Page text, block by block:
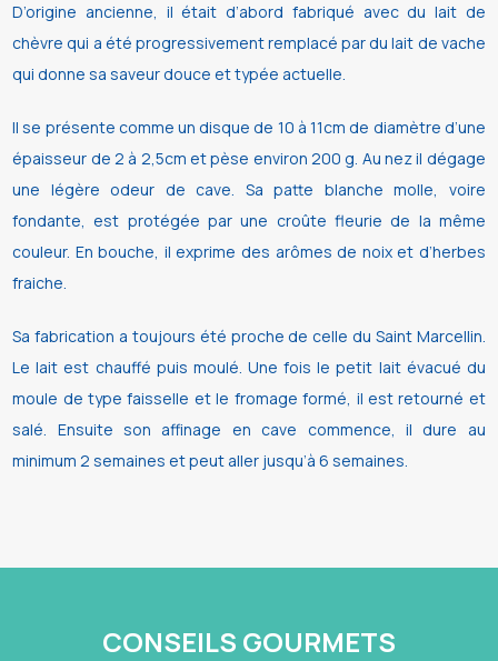
D’origine ancienne, il était d’abord fabriqué avec du lait de
chèvre qui a été progressivement remplacé par du lait de vache
qui donne sa saveur douce et typée actuelle.
Il se présente comme un disque de 10 à 11cm de diamètre d’une
épaisseur de 2 à 2,5cm et pèse environ 200 g. Au nez il dégage
une légère odeur de cave. Sa patte blanche molle, voire
fondante, est protégée par une croûte fleurie de la même
couleur. En bouche, il exprime des arômes de noix et d’herbes
fraiche.
Sa fabrication a toujours été proche de celle du Saint Marcellin.
Le lait est chauffé puis moulé. Une fois le petit lait évacué du
moule de type faisselle et le fromage formé, il est retourné et
salé. Ensuite son affinage en cave commence, il dure au
minimum 2 semaines et peut aller jusqu’à 6 semaines.
CONSEILS GOURMETS